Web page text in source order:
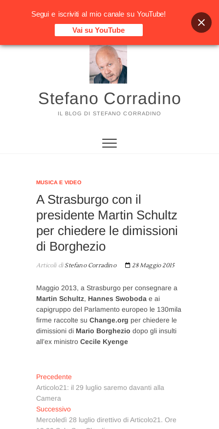
Vai
Stefano Corradino
IL BLOG DI STEFANO CORRADINO
MUSICA E VIDEO
A Strasburgo con il
presidente Martin Schultz
per chiedere le dimissioni
di Borghezio
Articoli diStefano Corradino 28 Maggio 2015
Maggio 2013, a Strasburgo per consegnare a
Martin Schultz, Hannes Swoboda e ai
capigruppo del Parlamento europeo le 130mila
firme raccolte su Change.org per chiedere le
dimissioni di Mario Borghezio dopo gli insulti
all’ex ministro Cecile Kyenge
Navigazione
articoli
Precedente
precedente:
Articolo21: il 29 luglio saremo davanti alla
Camera
SuccessivoArticolo
successivo:
Mercoledì 28 luglio direttivo di Articolo21. Ore
Segui e iscriviti al mio canale su YouTube!
Vai su YouTube